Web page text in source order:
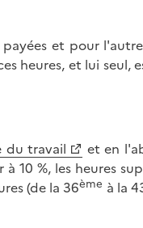
et pour
heures, et lui seul,
du travail
et en
10 %, les heures
(de la 36ème à la